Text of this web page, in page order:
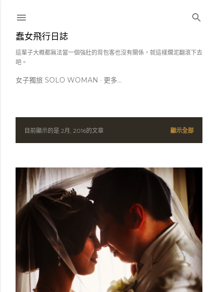
蠢女飛行日誌
這輩子大概都無法當一個強壯的背包客也沒有關係，就這樣爛泥翻滾下去
吧。
女子獨旅 SOLO WOMAN 更多…
發
表
文
章
目前顯示的是 2月, 2016的文章 顯示全部